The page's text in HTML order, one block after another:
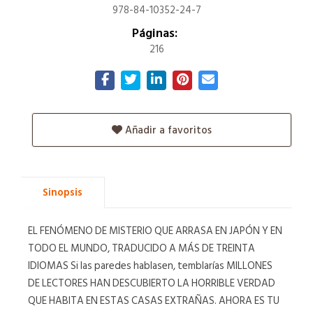
978-84-10352-24-7
Páginas:
216
Añadir a favoritos
Sinopsis
EL FENÓMENO DE MISTERIO QUE ARRASA EN JAPÓN Y EN
TODO EL MUNDO, TRADUCIDO A MÁS DE TREINTA
IDIOMAS Si las paredes hablasen, temblarías MILLONES
DE LECTORES HAN DESCUBIERTO LA HORRIBLE VERDAD
QUE HABITA EN ESTAS CASAS EXTRAÑAS. AHORA ES TU